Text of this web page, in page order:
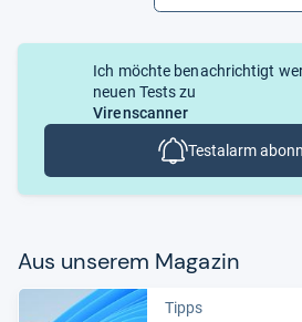
Ich möchte benachrichtigt
neuen Tests zu
Virenscanner
Testalarm
Aus unse­rem Maga­zin
Tipps